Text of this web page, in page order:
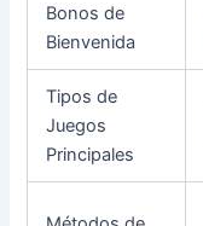
Bonos de
Bienvenida
Tipos de
Juegos
Principales